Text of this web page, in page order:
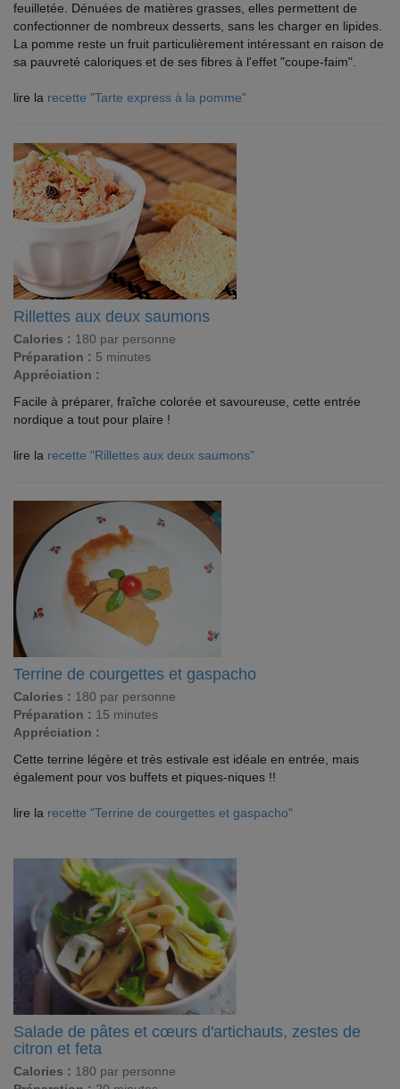
feuilletée. Dénuées de matières grasses, elles permettent de
confectionner de nombreux desserts, sans les charger en lipides.
La pomme reste un fruit particulièrement intéressant en raison de
sa pauvreté caloriques et de ses fibres à l'effet "coupe-faim".
lire la recette "Tarte express à la pomme"
Rillettes aux deux saumons
Calories : 180 par personne
Préparation : 5 minutes
Appréciation :
Facile à préparer, fraîche colorée et savoureuse, cette entrée
nordique a tout pour plaire !
lire la recette "Rillettes aux deux saumons"
Terrine de courgettes et gaspacho
Calories : 180 par personne
Préparation : 15 minutes
Appréciation :
Cette terrine légère et très estivale est idéale en entrée, mais
également pour vos buffets et piques-niques !!
lire la recette "Terrine de courgettes et gaspacho"
Salade de pâtes et cœurs d'artichauts, zestes de
citron et feta
Calories : 180 par personne